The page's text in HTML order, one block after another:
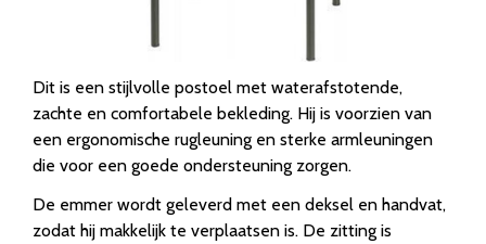
Dit is een stijlvolle postoel met waterafstotende,
zachte en comfortabele bekleding. Hij is voorzien van
een ergonomische rugleuning en sterke armleuningen
die voor een goede ondersteuning zorgen.
De emmer wordt geleverd met een deksel en handvat,
zodat hij makkelijk te verplaatsen is. De zitting is